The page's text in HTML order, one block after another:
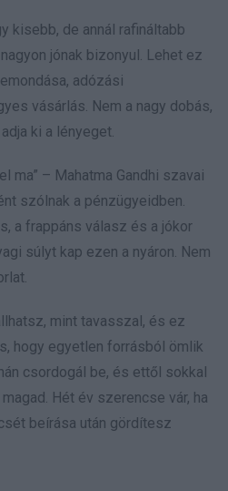
kisebb, de annál rafináltabb
jónak bizonyul. Lehet ez
adózási
vásárlás. Nem a nagy dobás,
ki a lényeget.
ma” – Mahatma Gandhi szavai
szólnak a pénzügyeidben.
a frappáns válasz és a jókor
súlyt kap ezen a nyáron. Nem
mint tavasszal, és ez
hogy egyetlen forrásból ömlik
csordogál be, és ettől sokkal
Hét év szerencse vár, ha
beírása után gördítesz